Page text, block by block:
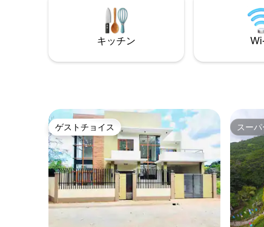
寝室・ベッド
イズベッド - 大人2名：フ
》
し不可。 当ヴィラはサービス付
である
ために
キッチン
ゲストチョイス
ゲストチョイス スーパ
スー